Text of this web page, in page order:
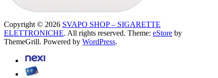
Copyright © 2026 SVAPO SHOP – SIGARETTE
ELETTRONICHE. All rights reserved. Theme: eStore by
ThemeGrill. Powered by WordPress.